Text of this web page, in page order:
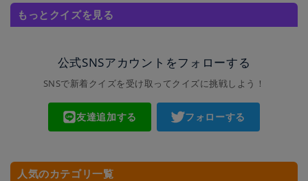
もっとクイズを見る
公式SNSアカウントをフォローする
SNSで新着クイズを受け取ってクイズに挑戦しよう！
友達追加する フォローする
人気のカテゴリ一覧